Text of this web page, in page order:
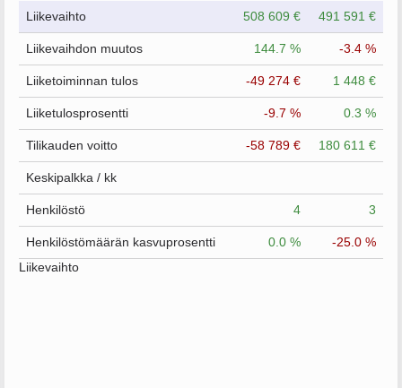
Liikevaihto 508 609 € 491 591 €
Liikevaihdon muutos 144.7 % -3.4 %
Liiketoiminnan tulos -49 274 € 1 448 €
Liiketulosprosentti -9.7 % 0.3 %
Tilikauden voitto -58 789 € 180 611 €
Keskipalkka / kk
Henkilöstö 4 3
Henkilöstömäärän kasvuprosentti 0.0 %
-25.0 %
Liikevaihto